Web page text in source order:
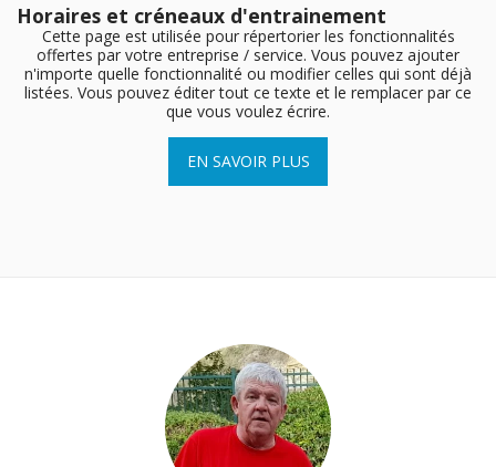
Horaires et créneaux d'entrainement
Cette page est utilisée pour répertorier les fonctionnalités
offertes par votre entreprise / service. Vous pouvez ajouter
n'importe quelle fonctionnalité ou modifier celles qui sont déjà
listées. Vous pouvez éditer tout ce texte et le remplacer par ce
que vous voulez écrire.
EN SAVOIR PLUS